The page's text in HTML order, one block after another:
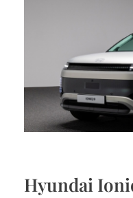
Hyundai